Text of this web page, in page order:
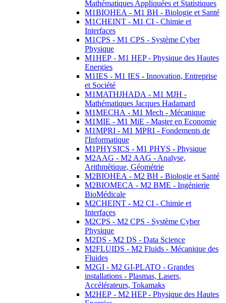
Mathématiques Appliquées et Statistiques
M1BIOHEA - M1 BH - Biologie et Santé
M1CHEINT - M1 CI - Chimie et
Interfaces
M1CPS - M1 CPS - Système Cyber
Physique
M1HEP - M1 HEP - Physique des Hautes
Energies
M1IES - M1 IES - Innovation, Entreprise
et Société
M1MATHJHADA - M1 MJH -
Mathématiques Jacques Hadamard
M1MECHA - M1 Mech - Mécanique
M1MIE - M1 MiE - Master en Economie
M1MPRI - M1 MPRI - Fondements de
l'Informatique
M1PHYSICS - M1 PHYS - Physique
M2AAG - M2 AAG - Analyse,
Arithmétique, Géométrie
M2BIOHEA - M2 BH - Biologie et Santé
M2BIOMECA - M2 BME - Ingénierie
BioMédicale
M2CHEINT - M2 CI - Chimie et
Interfaces
M2CPS - M2 CPS - Système Cyber
Physique
M2DS - M2 DS - Data Science
M2FLUIDS - M2 Fluids - Mécanique des
Fluides
M2GI - M2 GI-PLATO - Grandes
installations - Plasmas, Lasers,
Accélérateurs, Tokamaks
M2HEP - M2 HEP - Physique des Hautes